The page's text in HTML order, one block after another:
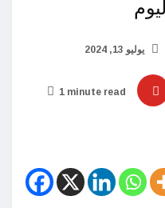
يوليو 13, 2024
1 minute read